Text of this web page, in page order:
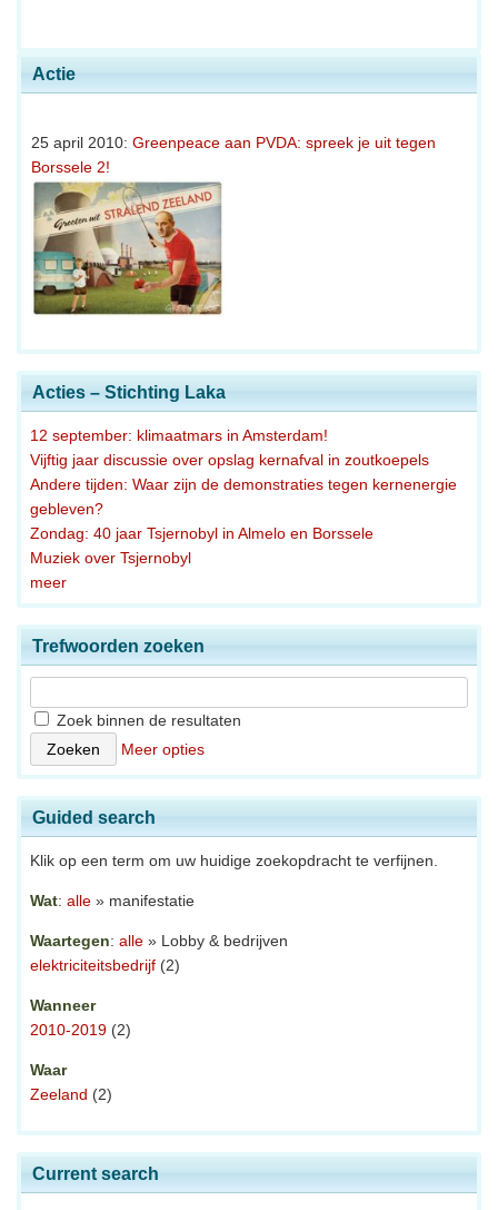
Actie
25 april 2010: Greenpeace aan PVDA: spreek je uit tegen
Borssele 2!
Acties – Stichting Laka
12 september: klimaatmars in Amsterdam!
Vijftig jaar discussie over opslag kernafval in zoutkoepels
Andere tijden: Waar zijn de demonstraties tegen kernenergie
gebleven?
Zondag: 40 jaar Tsjernobyl in Almelo en Borssele
Muziek over Tsjernobyl
meer
Trefwoorden zoeken
Zoek binnen de resultaten
Meer opties
Guided search
Klik op een term om uw huidige zoekopdracht te verfijnen.
Wat: alle » manifestatie
Waartegen: alle » Lobby & bedrijven
elektriciteitsbedrijf (2)
Wanneer
2010-2019 (2)
Waar
Zeeland (2)
Current search